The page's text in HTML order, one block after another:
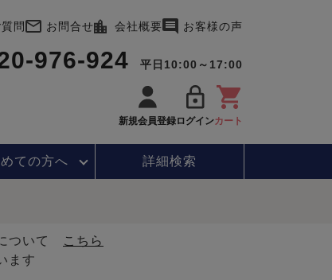
問 お問合せ 会社概要 お客様の声
976-924 平日10:00～17:00
新規会員登録ログインカート
ての方へ 詳細検索
ついて
こちら
ます